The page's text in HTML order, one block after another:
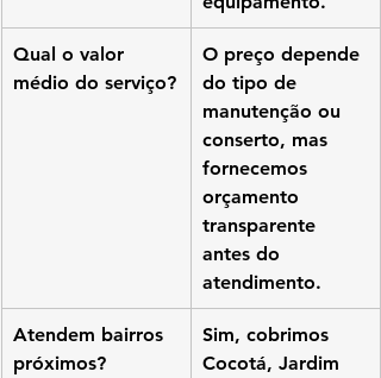
Qual o valor
médio do serviço?
O preço depende
do tipo de
manutenção ou
conserto, mas
fornecemos
orçamento
transparente
antes do
atendimento.
Atendem bairros
próximos?
Sim, cobrimos
Cocotá, Jardim